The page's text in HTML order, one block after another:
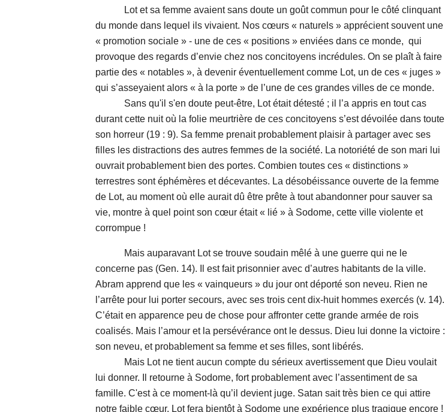
Lot et sa femme avaient sans doute un goût commun pour le côté clinquant
du monde dans lequel ils vivaient. Nos cœurs « naturels » apprécient souvent une
« promotion sociale » - une de ces « positions » enviées dans ce monde, qui
provoque des regards d’envie chez nos concitoyens incrédules. On se plaît à faire
partie des « notables », à devenir éventuellement comme Lot, un de ces « juges »
qui s’asseyaient alors « à la porte » de l’une de ces grandes villes de ce monde.
Sans qu'il s'en doute peut-être, Lot était détesté ; il l’a appris en tout cas
durant cette nuit où la folie meurtrière de ces concitoyens s’est dévoilée dans toute
son horreur (19 : 9). Sa femme prenait probablement plaisir à partager avec ses
filles les distractions des autres femmes de la société. La notoriété de son mari lui
ouvrait probablement bien des portes. Combien toutes ces « distinctions »
terrestres sont éphémères et décevantes. La désobéissance ouverte de la femme
de Lot, au moment où elle aurait dû être prête à tout abandonner pour sauver sa
vie, montre à quel point son cœur était « lié » à Sodome, cette ville violente et
corrompue !
Mais auparavant Lot se trouve soudain mêlé à une guerre qui ne le
concerne pas (Gen. 14). Il est fait prisonnier avec d’autres habitants de la ville.
Abram apprend que les « vainqueurs » du jour ont déporté son neveu. Rien ne
l’arrête pour lui porter secours, avec ses trois cent dix-huit hommes exercés (v. 14).
C’était en apparence peu de chose pour affronter cette grande armée de rois
coalisés. Mais l’amour et la persévérance ont le dessus. Dieu lui donne la victoire :
son neveu, et probablement sa femme et ses filles, sont libérés.
Mais Lot ne tient aucun compte du sérieux avertissement que Dieu voulait
lui donner. Il retourne à Sodome, fort probablement avec l’assentiment de sa
famille. C'est à ce moment-là qu’il devient juge. Satan sait très bien ce qui attire
notre faible cœur. Lot fera bientôt à Sodome une expérience plus tragique encore !